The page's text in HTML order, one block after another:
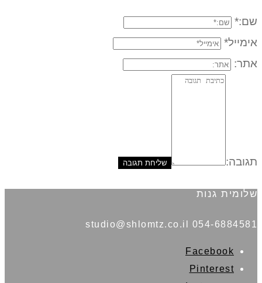
שם:*
אימייל*
אתר:
תגובה:
שלומית גנות
054-6884581 studio@shlomtz.co.il
Facebook
Pinterest